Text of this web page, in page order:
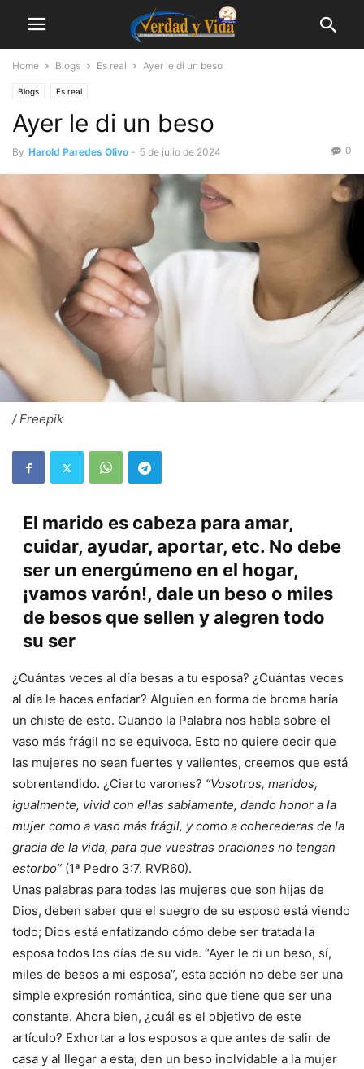
Home Blogs Es real Ayer le di un beso
Blogs Es real
Ayer le di un beso
By Harold Paredes Olivo - 5 de julio de 2024 0
/ Freepik
El marido es cabeza para amar,
cuidar, ayudar, aportar, etc. No debe
ser un energúmeno en el hogar,
¡vamos varón!, dale un beso o miles
de besos que sellen y alegren todo
su ser
¿Cuántas veces al día besas a tu esposa? ¿Cuántas veces
al día le haces enfadar? Alguien en forma de broma haría
un chiste de esto. Cuando la Palabra nos habla sobre el
vaso más frágil no se equivoca. Esto no quiere decir que
las mujeres no sean fuertes y valientes, creemos que está
sobrentendido. ¿Cierto varones? “Vosotros, maridos,
igualmente, vivid con ellas sabiamente, dando honor a la
mujer como a vaso más frágil, y como a coherederas de la
gracia de la vida, para que vuestras oraciones no tengan
estorbo” (1ª Pedro 3:7. RVR60).
Unas palabras para todas las mujeres que son hijas de
Dios, deben saber que el suegro de su esposo está viendo
todo; Dios está enfatizando cómo debe ser tratada la
esposa todos los días de su vida. “Ayer le di un beso, sí,
miles de besos a mi esposa”, esta acción no debe ser una
simple expresión romántica, sino que tiene que ser una
constante. Ahora bien, ¿cuál es el objetivo de este
artículo? Exhortar a los esposos a que antes de salir de
casa y al llegar a esta, den un beso inolvidable a la mujer